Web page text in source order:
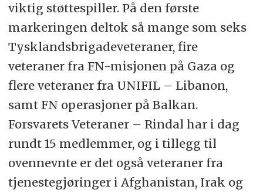
viktig støttespiller. På den første
markeringen deltok så mange som seks
Tysklandsbrigadeveteraner, fire
veteraner fra FN-misjonen på Gaza og
flere veteraner fra UNIFIL – Libanon,
samt FN operasjoner på Balkan.
Forsvarets Veteraner – Rindal har i dag
rundt 15 medlemmer, og i tillegg til
ovennevnte er det også veteraner fra
tjenestegjøringer i Afghanistan, Irak og